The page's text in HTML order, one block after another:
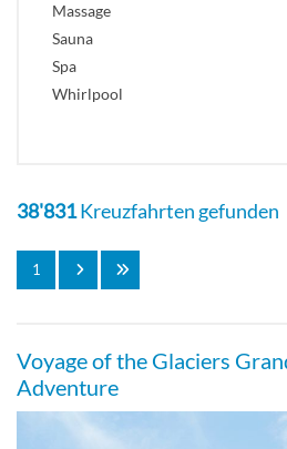
Massage
Sauna
Spa
Whirlpool
38'831Kreuzfahrten gefunden
1
Voyage of the Glaciers
Adventure